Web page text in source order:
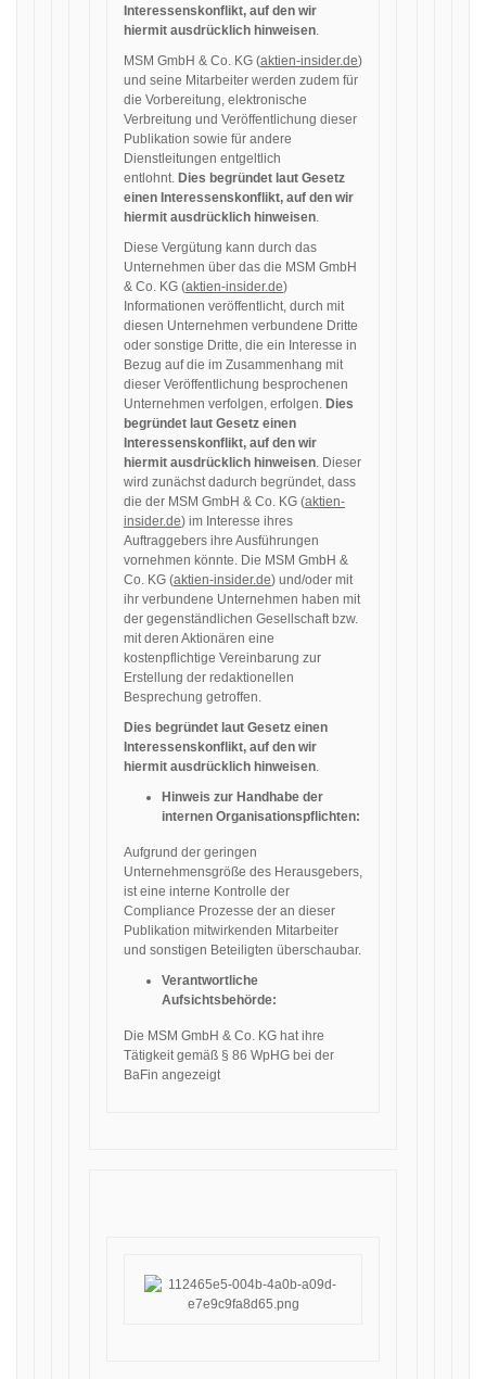
Interessenskonflikt, auf den wir
hiermit ausdrücklich hinweisen.
MSM GmbH & Co. KG (aktien-insider.de)
und seine Mitarbeiter werden zudem für
die Vorbereitung, elektronische
Verbreitung und Veröffentlichung dieser
Publikation sowie für andere
Dienstleitungen entgeltlich
entlohnt. Dies begründet laut Gesetz
einen Interessenskonflikt, auf den wir
hiermit ausdrücklich hinweisen.
Diese Vergütung kann durch das
Unternehmen über das die MSM GmbH
& Co. KG (aktien-insider.de)
Informationen veröffentlicht, durch mit
diesen Unternehmen verbundene Dritte
oder sonstige Dritte, die ein Interesse in
Bezug auf die im Zusammenhang mit
dieser Veröffentlichung besprochenen
Unternehmen verfolgen, erfolgen. Dies
begründet laut Gesetz einen
Interessenskonflikt, auf den wir
hiermit ausdrücklich hinweisen. Dieser
wird zunächst dadurch begründet, dass
die der MSM GmbH & Co. KG (aktien-
insider.de) im Interesse ihres
Auftraggebers ihre Ausführungen
vornehmen könnte. Die MSM GmbH &
Co. KG (aktien-insider.de) und/oder mit
ihr verbundene Unternehmen haben mit
der gegenständlichen Gesellschaft bzw.
mit deren Aktionären eine
kostenpflichtige Vereinbarung zur
Erstellung der redaktionellen
Besprechung getroffen.
Dies begründet laut Gesetz einen
Interessenskonflikt, auf den wir
hiermit ausdrücklich hinweisen.
Hinweis zur Handhabe der
internen Organisationspflichten:
Aufgrund der geringen
Unternehmensgröße des Herausgebers,
ist eine interne Kontrolle der
Compliance Prozesse der an dieser
Publikation mitwirkenden Mitarbeiter
und sonstigen Beteiligten überschaubar.
Verantwortliche
Aufsichtsbehörde:
Die MSM GmbH & Co. KG hat ihre
Tätigkeit gemäß § 86 WpHG bei der
BaFin angezeigt